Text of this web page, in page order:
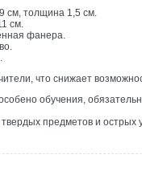
см, толщина 1,5 см.
см.
фанера.
что снижает
обучения,
предметов и острых